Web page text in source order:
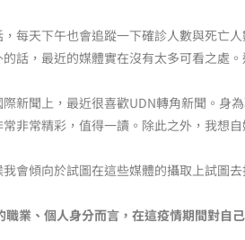
每天下午也會追蹤一下確診人數與死亡
的話，最近的媒體實在沒有太多可看之處
新聞上，最近很喜歡UDN轉角新聞。身
非常精彩，值得一讀。除此之外，我想
會傾向於試圖在這些媒體的攝取上試圖
職業、個人身分而言，在這疫情期間對自